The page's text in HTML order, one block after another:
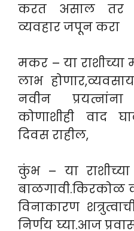
करत असाल तर
व्यवहार जपून करा
मकर – या राशीच्या
लाभ
नवीन
कोणाशीही वाद
दिवस राहील,
कुंभ – या राशीच्या
बाळगावी.किरकोळ
विनाकारण
निर्णय घ्या.आज